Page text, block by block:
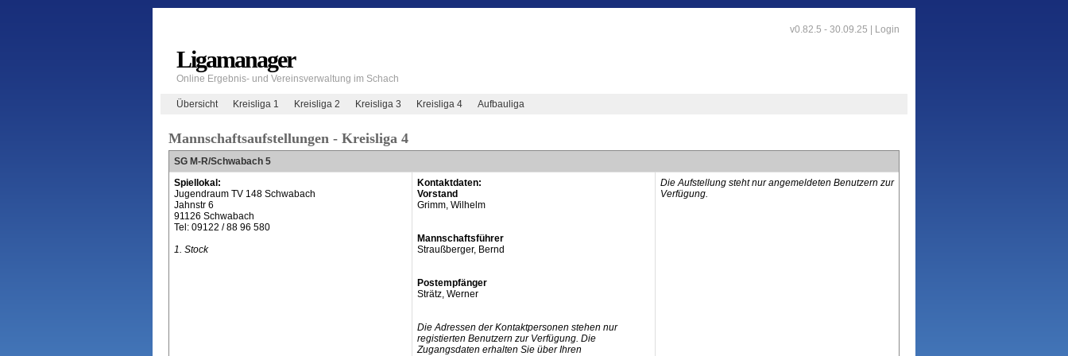
v0.82.5 - 30.09.25 | Login
Ligamanager
Online Ergebnis- und Vereinsverwaltung im Schach
Übersicht Kreisliga 1 Kreisliga 2 Kreisliga 3 Kreisliga 4 Aufbauliga
Mannschaftsaufstellungen - Kreisliga 4
SG M-R/Schwabach 5
Spiellokal:
Jugendraum TV 148 Schwabach
Jahnstr 6
91126 Schwabach
Tel: 09122 / 88 96 580
1. Stock
Kontaktdaten:
Vorstand
Grimm, Wilhelm
Mannschaftsführer
Straußberger, Bernd
Postempfänger
Strätz, Werner
Die Adressen der Kontaktpersonen stehen nur
registierten Benutzern zur Verfügung. Die
Zugangsdaten erhalten Sie über Ihren
Die Aufstellung steht nur angemeldeten Benutzern zur
Verfügung.